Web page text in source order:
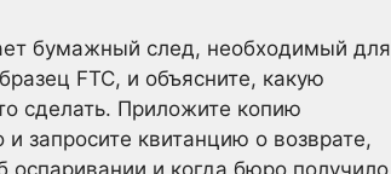
бумажный след, необходимый для
FTC, и объясните, какую
сделать. Приложите копию
запросите квитанцию о возврате,
оспаривании и когда бюро получило